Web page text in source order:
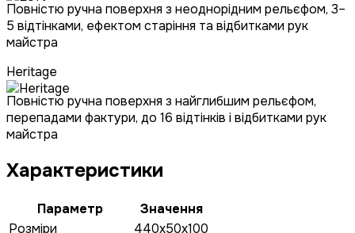
Повністю ручна поверхня з неоднорідним рельєфом, 3–
5 відтінками, ефектом старіння та відбитками рук
майстра
Heritage
Повністю ручна поверхня з найглибшим рельєфом,
перепадами фактури, до 16 відтінків і відбитками рук
майстра
Характеристики
Параметр
Значення
Розміри
440x50x100